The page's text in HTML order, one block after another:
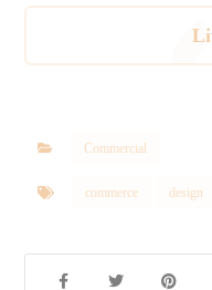
Commercial
commerce design